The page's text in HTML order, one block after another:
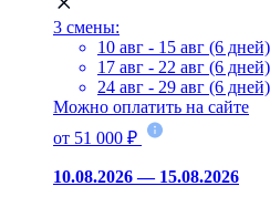
3 смены:
10 авг - 15 авг (6 дней)
17 авг - 22 авг (6 дней)
24 авг - 29 авг (6 дней)
Можно оплатить на сайте
от 51 000 ₽
10.08.2026 — 15.08.2026